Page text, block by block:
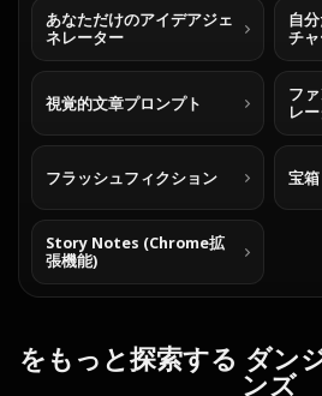
あなただけのアイデアジェ
ネレーター
自
チ
視覚的文章プロンプト
フ
レ
フラッシュフィクション 宝
Story Notes (Chrome拡
張機能)
をもっと探索する ダン
ンズ